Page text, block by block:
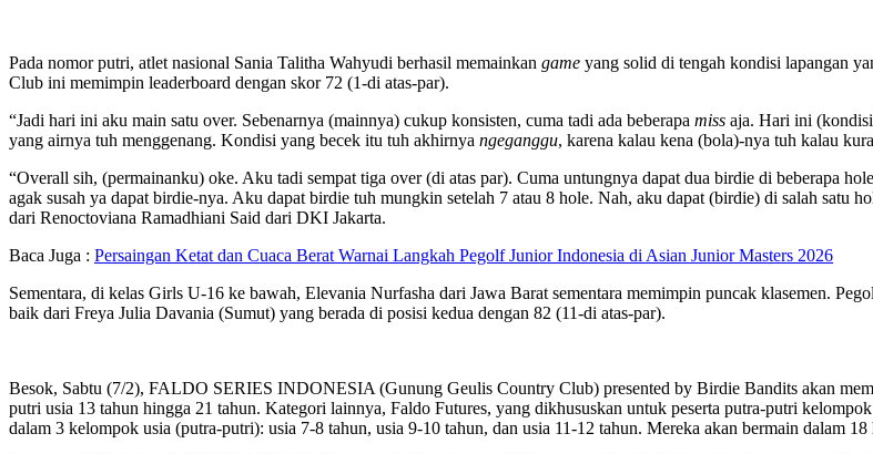
Pada nomor putri, atlet nasional Sania Talitha Wahyudi berhasil memainkan game yang solid di tengah kondisi lapangan
Club ini memimpin leaderboard dengan skor 72 (1-di atas-par).
“Jadi hari ini aku main satu over. Sebenarnya (mainnya) cukup konsisten, cuma tadi ada beberapa miss aja. Hari ini
yang airnya tuh menggenang. Kondisi yang becek itu tuh akhirnya ngeganggu, karena kalau kena (bola)-nya tuh kalau
“Overall sih, (permainanku) oke. Aku tadi sempat tiga over (di atas par). Cuma untungnya dapat dua birdie di beberapa
agak susah ya dapat birdie-nya. Aku dapat birdie tuh mungkin setelah 7 atau 8 hole. Nah, aku dapat (birdie) di salah satu
dari Renoctoviana Ramadhiani Said dari DKI Jakarta.
Baca Juga : Persaingan Ketat dan Cuaca Berat Warnai Langkah Pegolf Junior Indonesia di Asian Junior Masters 2026
Sementara, di kelas Girls U-16 ke bawah, Elevania Nurfasha dari Jawa Barat sementara memimpin puncak klasemen.
baik dari Freya Julia Davania (Sumut) yang berada di posisi kedua dengan 82 (11-di atas-par).
Besok, Sabtu (7/2), FALDO SERIES INDONESIA (Gunung Geulis Country Club) presented by Birdie Bandits akan
putri usia 13 tahun hingga 21 tahun. Kategori lainnya, Faldo Futures, yang dikhususkan untuk peserta putra-putri
dalam 3 kelompok usia (putra-putri): usia 7-8 tahun, usia 9-10 tahun, dan usia 11-12 tahun. Mereka akan bermain dalam